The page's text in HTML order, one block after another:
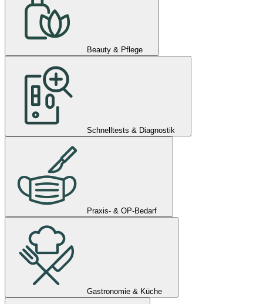
Beauty & Pflege
Schnelltests & Diagnostik
Praxis- & OP-Bedarf
Gastronomie & Küche